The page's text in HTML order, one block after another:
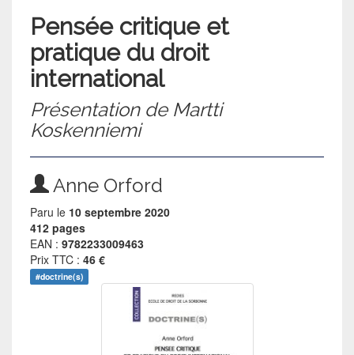
Pensée critique et
pratique du droit
international
Présentation de Martti
Koskenniemi
Anne Orford
Paru le 10 septembre 2020
412 pages
EAN :9782233009463
Prix TTC :46 €
#doctrine(s)